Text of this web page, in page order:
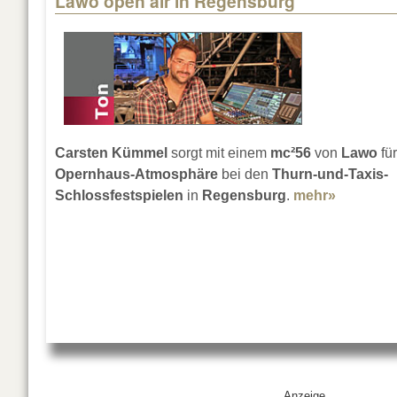
Carsten Kümmel sorgt mit einem mc²56 von Lawo für
Opernhaus-Atmosphäre bei den Thurn-und-Taxis-
Schlossfestspielen in Regensburg. mehr»